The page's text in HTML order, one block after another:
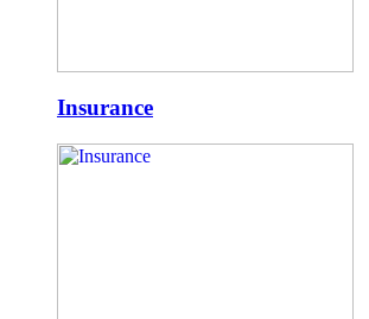
Insurance